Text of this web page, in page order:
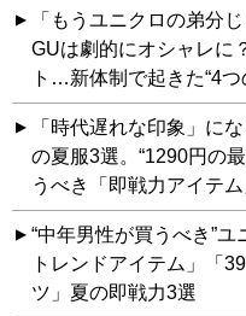
「もうユニクロの弟分
GUは劇的にオシャレに
ト…新体制で起きた“4つ
「時代遅れな印象」に
の夏服3選。“1290円の
うべき「即戦力アイテム
“中年男性が買うべき”
トレンドアイテム」「
ツ」夏の即戦力3選